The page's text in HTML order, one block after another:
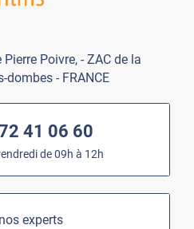
Pierre Poivre, - ZAC de la
dombes - FRANCE
41 06 60
de 09h à 12h
experts